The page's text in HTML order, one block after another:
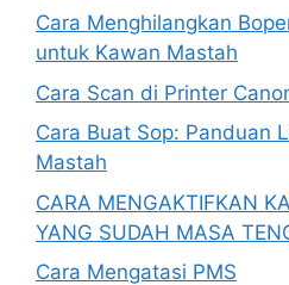
Cara Menghilangkan
untuk Kawan Mastah
Cara Scan di Printer
Cara Buat Sop: Panduan
Mastah
CARA MENGAKTIFKAN
YANG SUDAH MASA
Cara Mengatasi PMS